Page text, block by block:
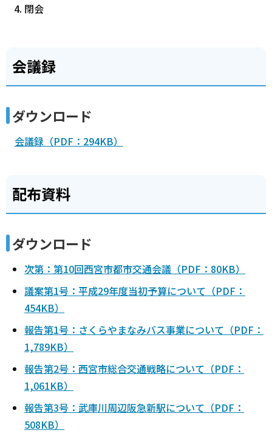
閉会
会議録
ダウンロード
会議録（PDF：294KB）
配布資料
ダウンロード
次第：第10回西宮市都市交通会議（PDF：80KB）
議案第1号：平成29年度当初予算について（PDF：
454KB）
報告第1号：さくらやまなみバス事業について（PDF：
1,789KB）
報告第2号：西宮市総合交通戦略について（PDF：
1,061KB）
報告第3号：武庫川周辺阪急新駅について（PDF：
508KB）